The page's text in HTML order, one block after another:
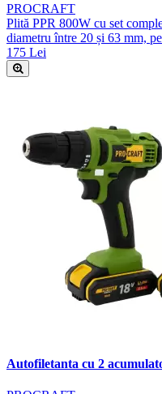
PROCRAFT
Plită PPR 800W cu set
diametru între 20 și 63 mm,
175 Lei
Autofiletanta cu 2